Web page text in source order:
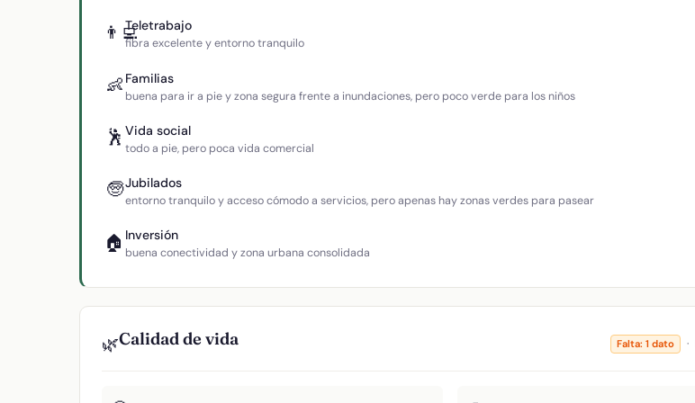
👨‍💻Teletrabajo
fibra excelente y entorno tranquilo
👶 Familias
buena para ir a pie y zona segura frente a inundaciones, pero poco verde para los niños
🕺 Vida social
todo a pie, pero poca vida comercial
🧓Jubilados
entorno tranquilo y acceso cómodo a servicios, pero apenas hay zonas verdes para pasear
🏠 Inversión
buena conectividad y zona urbana consolidada
🌿Calidad de vida Falta: 1 dato ·